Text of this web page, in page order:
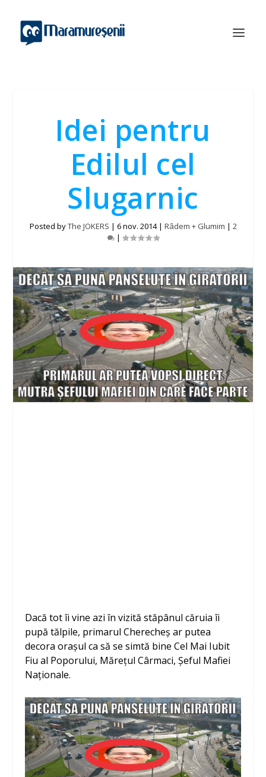
Idei pentru
Edilul cel
Slugarnic
Posted byThe JOKERS | 6 nov. 2014| Râdem + Glumim | 2
|
Dacă tot îi vine azi în vizită stăpânul căruia îi
pupă tălpile, primarul Cherecheș ar putea
decora orașul ca să se simtă bine Cel Mai Iubit
Fiu al Poporului, Mărețul Cârmaci, Șeful Mafiei
Naționale.